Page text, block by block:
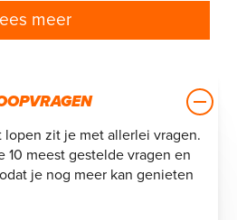
meer
zit je met allerlei vragen.
10 meest gestelde vragen en
je nog meer kan genieten